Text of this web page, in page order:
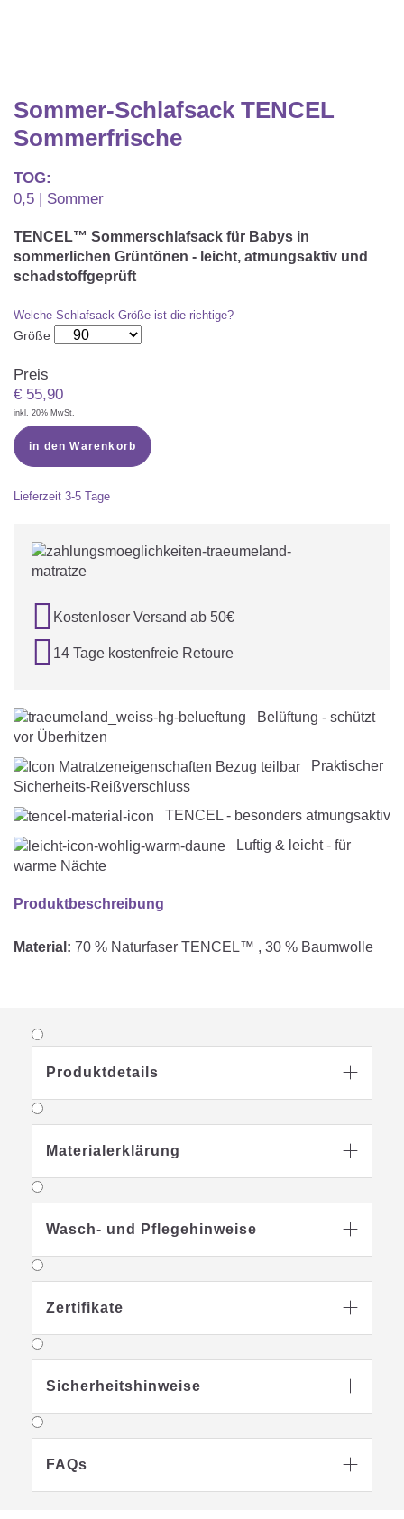
Puck-Schlafsack
Innenschlafsack
Kuschelkissen
TEXTILIEN
Spannbettlaken
Bettschlange
Dreieckstuch & Schnuffeltuch
Mulltücher
Kuschelnest
Spezialkissen
Seitenlagerung
ZUBEHÖR
GESCHENKGUTSCHEIN
GESCHENKSETS & AKTIONEN
Sommer-Schlafsack TENCEL
Sommerfrische
TOG:
0,5 | Sommer
TENCEL™ Sommerschlafsack für Babys in
sommerlichen Grüntönen - leicht, atmungsaktiv und
schadstoffgeprüft
Welche Schlafsack Größe ist die richtige?
Größe
Preis
€ 55,90
inkl. 20% MwSt.
in den Warenkorb
Lieferzeit 3-5 Tage
 Kostenloser Versand ab 50€
 14 Tage kostenfreie Retoure
Belüftung - schützt
vor Überhitzen
Praktischer
Sicherheits-Reißverschluss
TENCEL - besonders atmungsaktiv
Luftig & leicht - für
warme Nächte
Produktbeschreibung
Material: 70 % Naturfaser TENCEL™ , 30 % Baumwolle
Produktdetails 
Materialerklärung 
Wasch- und Pflegehinweise 
Zertifikate 
Sicherheitshinweise 
FAQs 